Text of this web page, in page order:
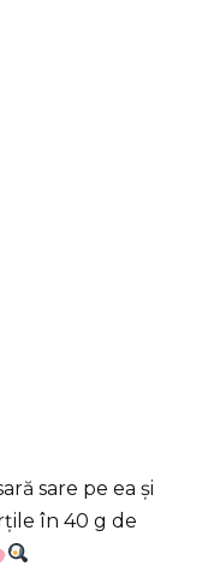
sare pe ea și
în 40 g de